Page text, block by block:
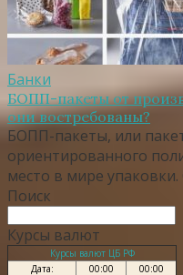
Банки
БОПП-пакеты от
они востребованы?
БОПП-пакеты, или
ориентированного
место в мире
Поиск
Курсы валют
Курсы валют ЦБ РФ
Дата:
00:00 00:00